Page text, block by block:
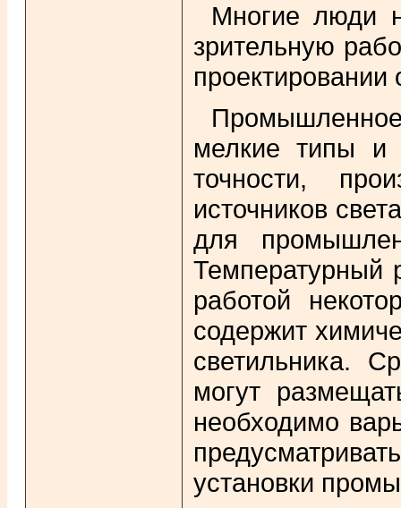
Многие люди
зрительную
мелкие типы и
точности,
источников
для
Температурный
работой
содержит
светильника.
могут
необходимо
установки